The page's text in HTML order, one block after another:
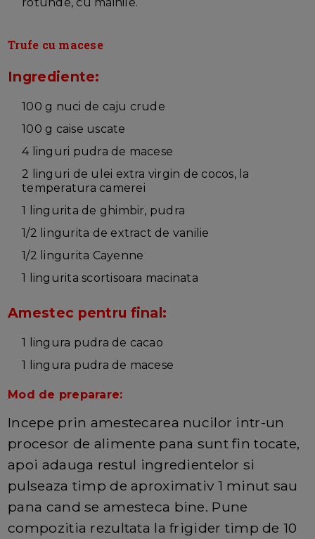
Trufe cu macese
Ingrediente:
100 g nuci de caju crude
100 g caise uscate
4 linguri pudra de macese
2 linguri de ulei extra virgin de cocos, la
temperatura camerei
1 lingurita de ghimbir, pudra
1/2 lingurita de extract de vanilie
1/2 lingurita Cayenne
1 lingurita scortisoara macinata
Amestec pentru final:
1 lingura pudra de cacao
1 lingura pudra de macese
Mod de preparare:
Incepe prin amestecarea nucilor intr-un
procesor de alimente pana sunt fin tocate,
apoi adauga restul ingredientelor si
pulseaza timp de aproximativ 1 minut sau
pana cand se amesteca bine. Pune
compozitia rezultata la frigider timp de 10